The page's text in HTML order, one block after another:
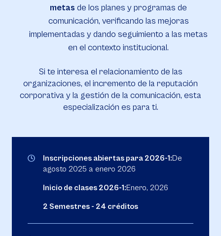
metas de los planes y programas de
comunicación, verificando las mejoras
implementadas y dando seguimiento a las metas
en el contexto institucional.
Si te interesa el relacionamiento de las
organizaciones, el incremento de la reputación
corporativa y la gestión de la comunicación, esta
especialización es para ti.
Inscripciones abiertas para 2026-1:De
agosto 2025 a enero 2026
Inicio de clases 2026-1:Enero, 2026
2 Semestres - 24 créditos